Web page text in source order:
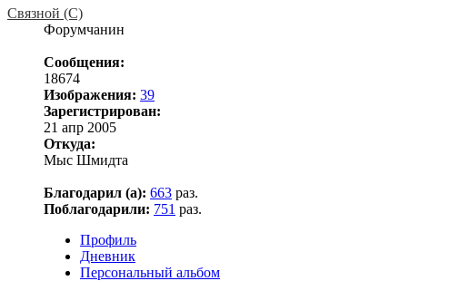
Связной (С)
Форумчанин
Сообщения:
18674
Изображения: 39
Зарегистрирован:
21 апр 2005
Откуда:
Мыс Шмидта
Благодарил (а): 663 раз.
Поблагодарили: 751 раз.
Профиль
Дневник
Персональный альбом